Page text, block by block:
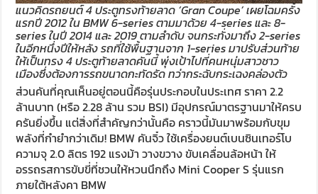
แนวคิดรถยนต์ 4 ประตูทรงท้ายลาด ‘Gran Coupe’ เผยโฉมครั้ง
แรกปี 2012 ใน BMW 6-series ตามมาด้วย 4-series และ 8-
series ในปี 2014 และ 2019 ตามลำดับ จนกระทั่งมาถึง 2-series
ในอีกหนึ่งปีให้หลัง รถที่ใช้พื้นฐานจาก 1-series มาปรับส่วนท้าย
ให้เป็นทรง 4 ประตูท้ายลาดคันนี้ พุ่งเป้าไปที่คนหนุ่มสาวชาว
เมืองซึ่งต้องการรถขนาดกะทัดรัด ทว่ากระฉับกระเฉงคล่องตัว
ส่วนคันที่คุณเห็นอยู่ตอนนี้คือรุ่นประกอบในประเทศ ราคา 2.2
ล้านบาท (หรือ 2.28 ล้าน รวม BSI) มีอุปกรณ์มาตรฐานมาให้ครบ
ครันยิ่งขึ้น แต่สิ่งที่สำคัญกว่านั้นคือ คราวนี้มันมาพร้อมกับขุม
พลังที่กำยำกว่าเดิม! BMW คันจิ๋ว ใช้เครื่องยนต์เบนซินเทอร์โบ
ความจุ 2.0 ลิตร 192 แรงม้า วางขวาง ขับเคลื่อนล้อหน้า ให้
อรรถรสการขับขี่ที่ชวนให้หวนนึกถึง Mini Cooper S รุ่นแรก
ภายใต้หลังคา BMW